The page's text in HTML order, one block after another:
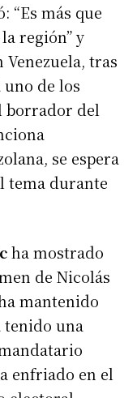
“Es más que
región” y
tras
uno de los
borrador del
se espera
tema durante
ha mostrado
de Nicolás
mantenido
una
enfriado en el